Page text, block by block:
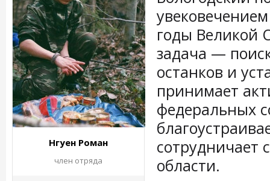
годы Великой
задача —
останков и
принимает
федеральных
сотрудничает
области.
Нгуен Роман
член отряда